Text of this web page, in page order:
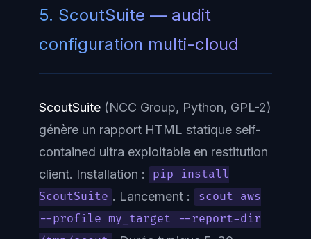
5. ScoutSuite — audit
configuration multi-cloud
ScoutSuite (NCC Group, Python, GPL-2)
génère un rapport HTML statique self-
contained ultra exploitable en restitution
client. Installation :
pip install
ScoutSuite . Lancement :
scout aws
--profile my_target --report-dir